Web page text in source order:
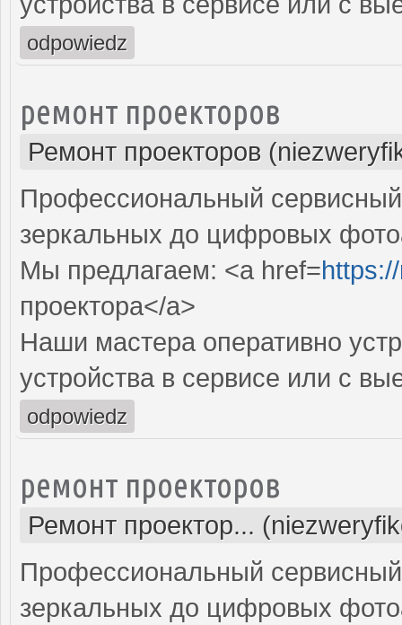
odpowiedz
ремонт проекторов
Ремонт проекторов
Профессиональный
зеркальных до цифровых
Мы предлагаем: <a href=
проектора</a>
Наши мастера оперативно
устройства в сервисе или с
odpowiedz
ремонт проекторов
Ремонт проектор...
Профессиональный
зеркальных до цифровых